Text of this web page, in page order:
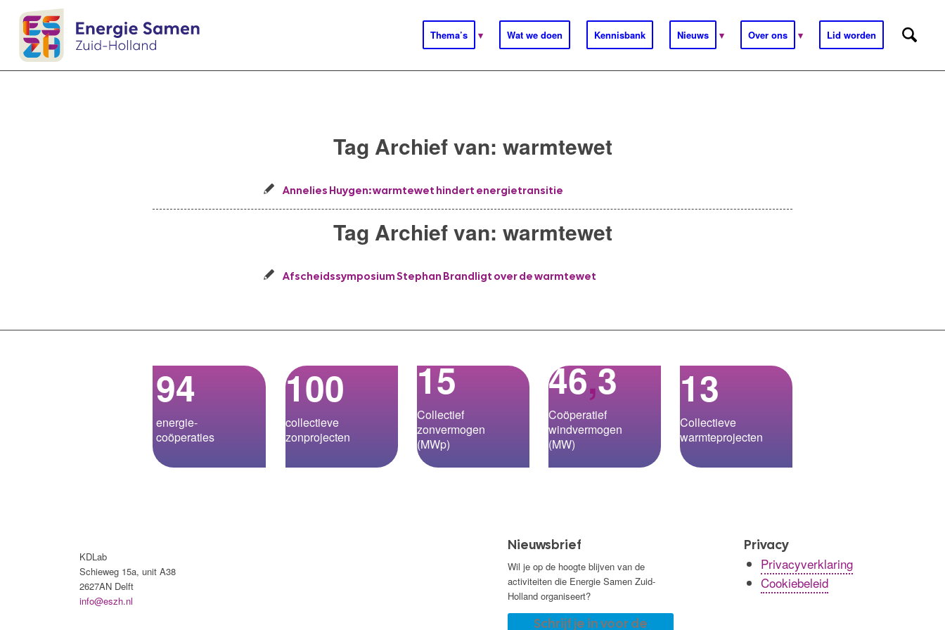
Thema’s Wat we doen Kennisbank Nieuws Over ons Lid worden
Tag Archief van: warmtewet
Annelies Huygen: warmtewet hindert energietransitie
Tag Archief van: warmtewet
Afscheidssymposium Stephan Brandligt over de warmtewet
94
energie­-
coöperaties
100
collectieve
zonprojecten
15
Collectief
zonvermogen
(MWp)
46,3
Coöperatief
windvermogen
(MW)
13
Collectieve
warmteprojecten
KDLab
Schieweg 15a, unit A38
2627AN Delft
info@eszh.nl
Nieuwsbrief
Wil je op de hoogte blijven van de
activiteiten die Energie Samen Zuid-
Holland organiseert?
Schrijf je in voor de
Privacy
Privacyverklaring
Cookiebeleid